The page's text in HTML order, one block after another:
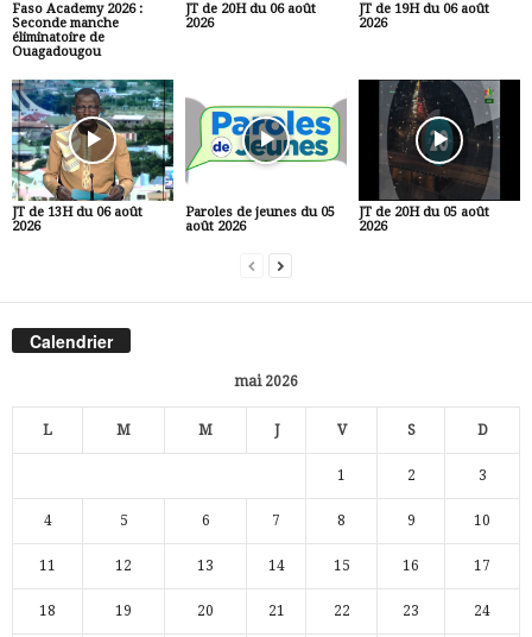
Faso Academy 2026 :
Seconde manche
éliminatoire de
Ouagadougou
JT de 20H du 06 août
2026
JT de 19H du 06 août
2026
JT de 13H du 06 août
2026
Paroles de jeunes du 05
août 2026
JT de 20H du 05 août
2026
Calendrier
mai 2026
L M M J V S D
1 2 3
4 5 6 7 8 9 10
11 12 13 14 15 16 17
18 19 20 21 22 23 24